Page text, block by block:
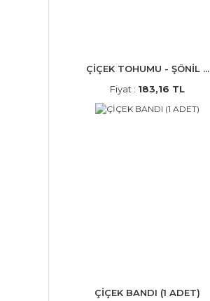
ÇİÇEK TOHUMU - ŞÖNİL ...
Fiyat : 183,16 TL
ÇİÇEK BANDI (1 ADET)